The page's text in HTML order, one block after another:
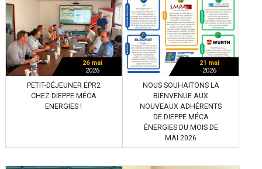
26 mai
2026
PETIT-DÉJEUNER EPR2
CHEZ DIEPPE MÉCA
ENERGIES !
21 mai
2026
NOUS SOUHAITONS LA
BIENVENUE AUX
NOUVEAUX ADHÉRENTS
DE DIEPPE MÉCA
ÉNERGIES DU MOIS DE
MAI 2026